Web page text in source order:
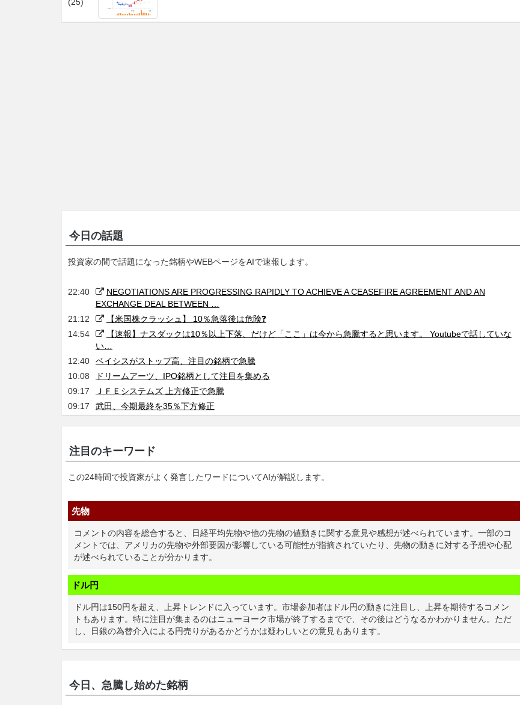
今日の話題
投資家の間で話題になった銘柄やWEBページをAIで速報します。
22:40
NEGOTIATIONS ARE PROGRESSING RAPIDLY TO ACHIEVE A CEASEFIRE AGREEMENT AND AN
EXCHANGE DEAL BETWEEN …
21:12
【米国株クラッシュ】 10％急落後は危険❓
14:54
【速報】ナスダックは10％以上下落、だけど「ここ」は今から急騰すると思います。 Youtubeで話していな
い…
12:40
ベイシスがストップ高、注目の銘柄で急騰
10:08
ドリームアーツ、IPO銘柄として注目を集める
09:17
ＪＦＥシステムズ 上方修正で急騰
09:17
武田、今期最終を35％下方修正
注目のキーワード
この24時間で投資家がよく発言したワードについてAIが解説します。
先物
コメントの内容を総合すると、日経平均先物や他の先物の値動きに関する意見や感想が述べられています。一部のコ
メントでは、アメリカの先物や外部要因が影響している可能性が指摘されていたり、先物の動きに対する予想や心配
が述べられていることが分かります。
ドル円
ドル円は150円を超え、上昇トレンドに入っています。市場参加者はドル円の動きに注目し、上昇を期待するコメン
トもあります。特に注目が集まるのはニューヨーク市場が終了するまでで、その後はどうなるかわかりません。ただ
し、日銀の為替介入による円売りがあるかどうかは疑わしいとの意見もあります。
今日、急騰し始めた銘柄